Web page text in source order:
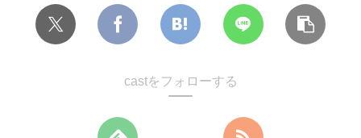
castをフォローする